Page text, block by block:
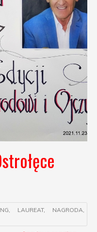
, LAUREAT, NAGRODA,